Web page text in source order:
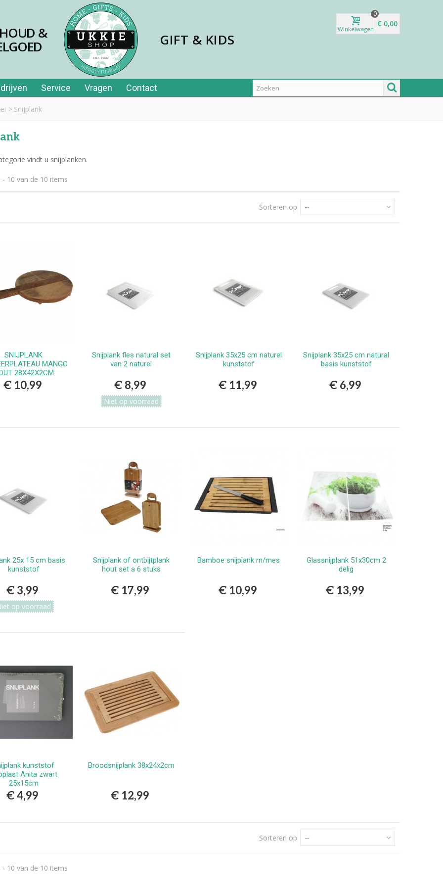
& GIFT & KIDS
Winkelwagen
0
€ 0,00
Service Vragen Contact
> Snijplank
papier 40st in tube
meest...
vindt u snijplanken.
10 van de 10 items
Sorteren op --
Bestellen
SNIJPLANK
MANGO
28X42X2CM
€ 10,99
Bekijken
Snijplank fles natural set
van 2 naturel
€ 8,99
Niet op voorraad
Bestellen
Snijplank 35x25 cm naturel
kunststof
€ 11,99
Bestellen
Snijplank 35x25 cm natural
basis kunststof
€ 6,99
Bekijken
25x 15 cm basis
kunststof
€ 3,99
op voorraad
Bestellen
Snijplank of ontbijtplank
hout set a 6 stuks
€ 17,99
Bestellen
Bamboe snijplank m/mes
€ 10,99
Bestellen
Glassnijplank 51x30cm 2
delig
€ 13,99
Bestellen
kunststof
Anita zwart
25x15cm
€ 4,99
Bestellen
Broodsnijplank 38x24x2cm
€ 12,99
Sorteren op --
10 van de 10 items